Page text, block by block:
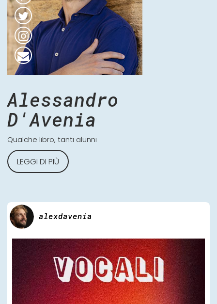
Alessandro
D'Avenia
Qualche libro, tanti alunni
LEGGI DI PIÙ
alexdavenia